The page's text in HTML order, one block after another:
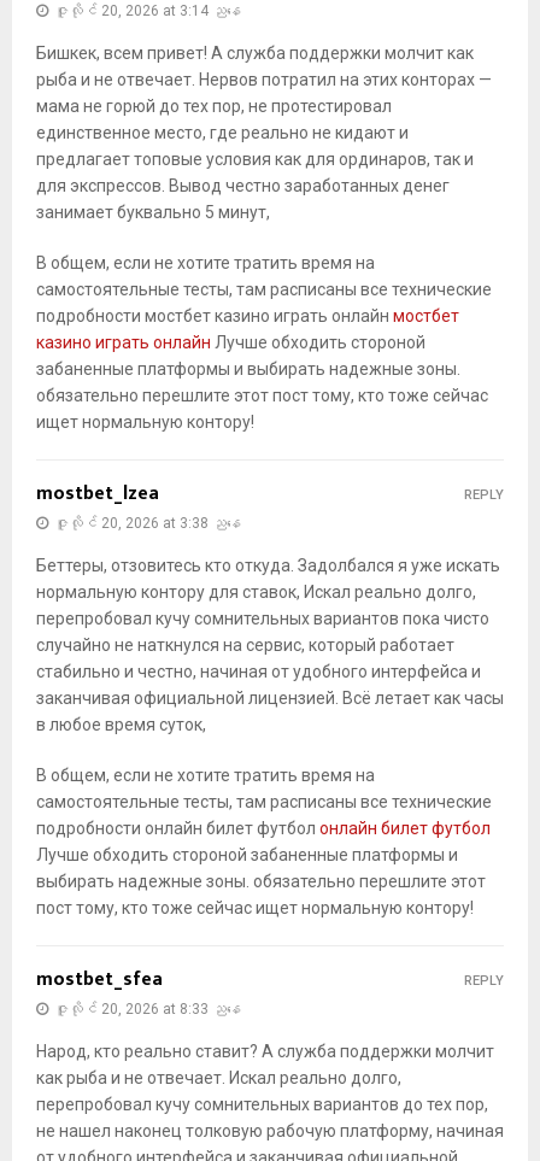
ဇူလိုင် 20, 2026 at 3:14 ညနေ
Бишкек, всем привет! А служба поддержки молчит как
рыба и не отвечает. Нервов потратил на этих конторах —
мама не горюй до тех пор, не протестировал
единственное место, где реально не кидают и
предлагает топовые условия как для ординаров, так и
для экспрессов. Вывод честно заработанных денег
занимает буквально 5 минут,
В общем, если не хотите тратить время на
самостоятельные тесты, там расписаны все технические
подробности мостбет казино играть онлайн мостбет
казино играть онлайн Лучше обходить стороной
забаненные платформы и выбирать надежные зоны.
обязательно перешлите этот пост тому, кто тоже сейчас
ищет нормальную контору!
mostbet_lzea
ဇူလိုင် 20, 2026 at 3:38 ညနေ
Беттеры, отзовитесь кто откуда. Задолбался я уже искать
нормальную контору для ставок, Искал реально долго,
перепробовал кучу сомнительных вариантов пока чисто
случайно не наткнулся на сервис, который работает
стабильно и честно, начиная от удобного интерфейса и
заканчивая официальной лицензией. Всё летает как часы
в любое время суток,
В общем, если не хотите тратить время на
самостоятельные тесты, там расписаны все технические
подробности онлайн билет футбол онлайн билет футбол
Лучше обходить стороной забаненные платформы и
выбирать надежные зоны. обязательно перешлите этот
пост тому, кто тоже сейчас ищет нормальную контору!
REPLY
mostbet_sfea
ဇူလိုင် 20, 2026 at 8:33 ညနေ
Народ, кто реально ставит? А служба поддержки молчит
как рыба и не отвечает. Искал реально долго,
перепробовал кучу сомнительных вариантов до тех пор,
не нашел наконец толковую рабочую платформу, начиная
REPLY